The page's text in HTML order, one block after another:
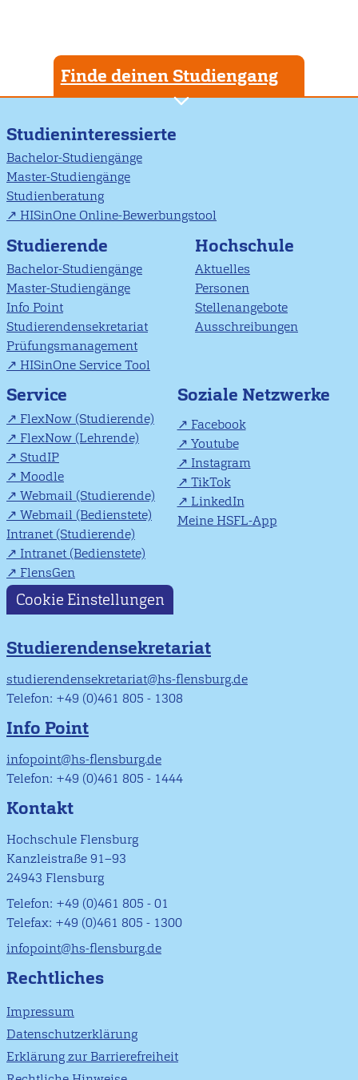
Finde deinen Studiengang
Studieninteressierte
Bachelor-Studiengänge
Master-Studiengänge
Studienberatung
HISinOne Online-Bewerbungstool
Studierende
Bachelor-Studiengänge
Master-Studiengänge
Info Point
Studierendensekretariat
Prüfungsmanagement
HISinOne Service Tool
Hochschule
Aktuelles
Personen
Stellenangebote
Ausschreibungen
Service
FlexNow (Studierende)
FlexNow (Lehrende)
StudIP
Moodle
Webmail (Studierende)
Webmail (Bedienstete)
Intranet (Studierende)
Intranet (Bedienstete)
FlensGen
Soziale Netzwerke
Facebook
Youtube
Instagram
TikTok
LinkedIn
Meine HSFL-App
Cookie Einstellungen
Studierendensekretariat
studierendensekretariat@hs-flensburg.de
Telefon: +49 (0)461 805 - 1308
Info Point
infopoint@hs-flensburg.de
Telefon: +49 (0)461 805 - 1444
Kontakt
Hochschule Flensburg
Kanzleistraße 91–93
24943 Flensburg
Telefon: +49 (0)461 805 - 01
Telefax: +49 (0)461 805 - 1300
infopoint@hs-flensburg.de
Rechtliches
Impressum
Datenschutzerklärung
Erklärung zur Barrierefreiheit